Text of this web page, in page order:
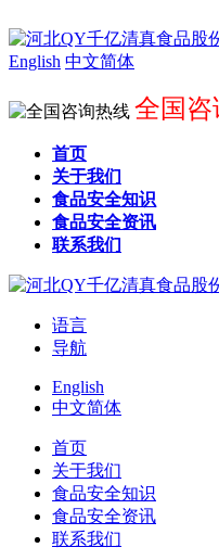
English 中文简体
全国咨
首页
关于我们
食品安全知识
食品安全资讯
联系我们
语言
导航
English
中文简体
首页
关于我们
食品安全知识
食品安全资讯
联系我们